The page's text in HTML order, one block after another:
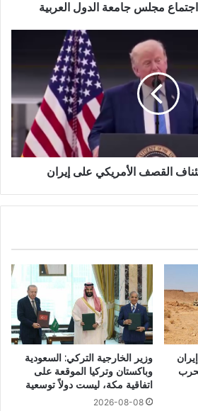
مجلس جامعة الدول العربية
القصف الأمريكي على إيران
وزير الخارجية التركي: السعودية
وباكستان وتركيا الموقعة على
اتفاقية مكة، ليست دولاً توسعية
2026-08-08